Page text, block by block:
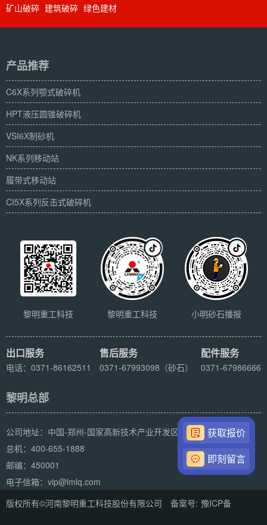
矿山破碎 建筑破碎 绿色建材
产品推荐
C6X系列颚式破碎机
HPT液压圆锥破碎机
VSI6X制砂机
NK系列移动站
履带式移动站
CI5X系列反击式破碎机
黎明重工科技 黎明重工科技 小明砂石播报
出口服务
电话：0371-86162511
售后服务
0371-67993098（砂石）
配件服务
0371-67986666
黎明总部
公司地址：中国-郑州-国家高新技术产业开发区科学大道169号
总机：400-655-1888
邮编：450001
电子信箱：vip@lmlq.com
版权所有©河南黎明重工科技股份有限公司 备案号: 豫ICP备
获取报价
即刻留言